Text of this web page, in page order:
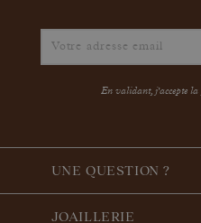
En validant, j'accepte la
UNE QUESTION ?
JOAILLERIE